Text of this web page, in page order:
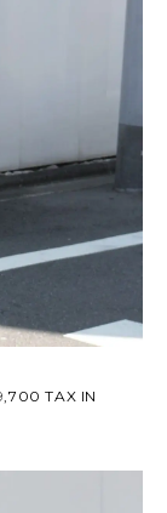
TAX IN